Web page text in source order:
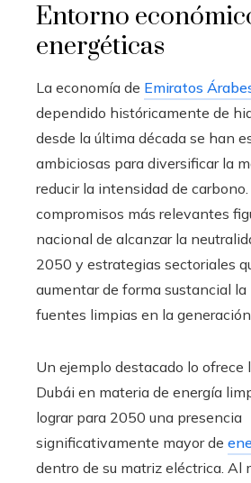
Entorno
energéticas
La economía de Emiratos
dependido históricamente de
desde la última década se han
ambiciosas para diversificar la
reducir la intensidad de
compromisos más relevantes
nacional de alcanzar la
2050 y estrategias sectoriales
aumentar de forma sustancial
fuentes limpias en la
Un ejemplo destacado lo ofrece
Dubái en materia de energía
lograr para 2050 una presencia
significativamente mayor de
dentro de su matriz eléctrica. Al